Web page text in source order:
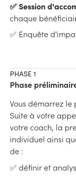
✅ Session
chaque
✅ Enquête
PHASE 1
Phase
Vous démarrez
Suite à votre
votre coach, la
individuel ainsi
de :
✅ définir et